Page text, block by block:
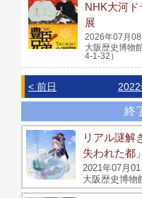
NHK大河
展
2026年07月
大阪歴史博物
4-1-32）
< 前日
終
リアル謎解
失われた都」
2021年07月
大阪歴史博物